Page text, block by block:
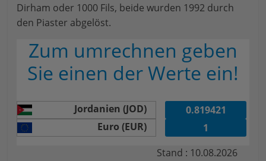
Dirham oder 1000 Fils, beide wurden 1992 durch
den Piaster abgelöst.
Zum umrechnen geben
Sie einen der Werte ein!
Jordanien (JOD)
Euro (EUR)
Stand : 10.08.2026